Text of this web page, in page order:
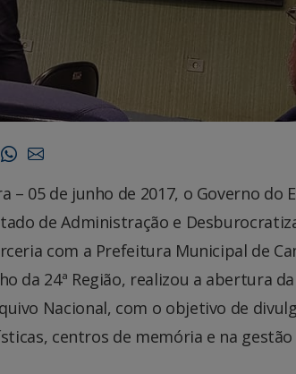
– 05 de junho de 2017, o Governo
de Administração e
com a Prefeitura Municipal de
da 24ª Região, realizou a abertura
Nacional, com o objetivo de
centros de memória e na